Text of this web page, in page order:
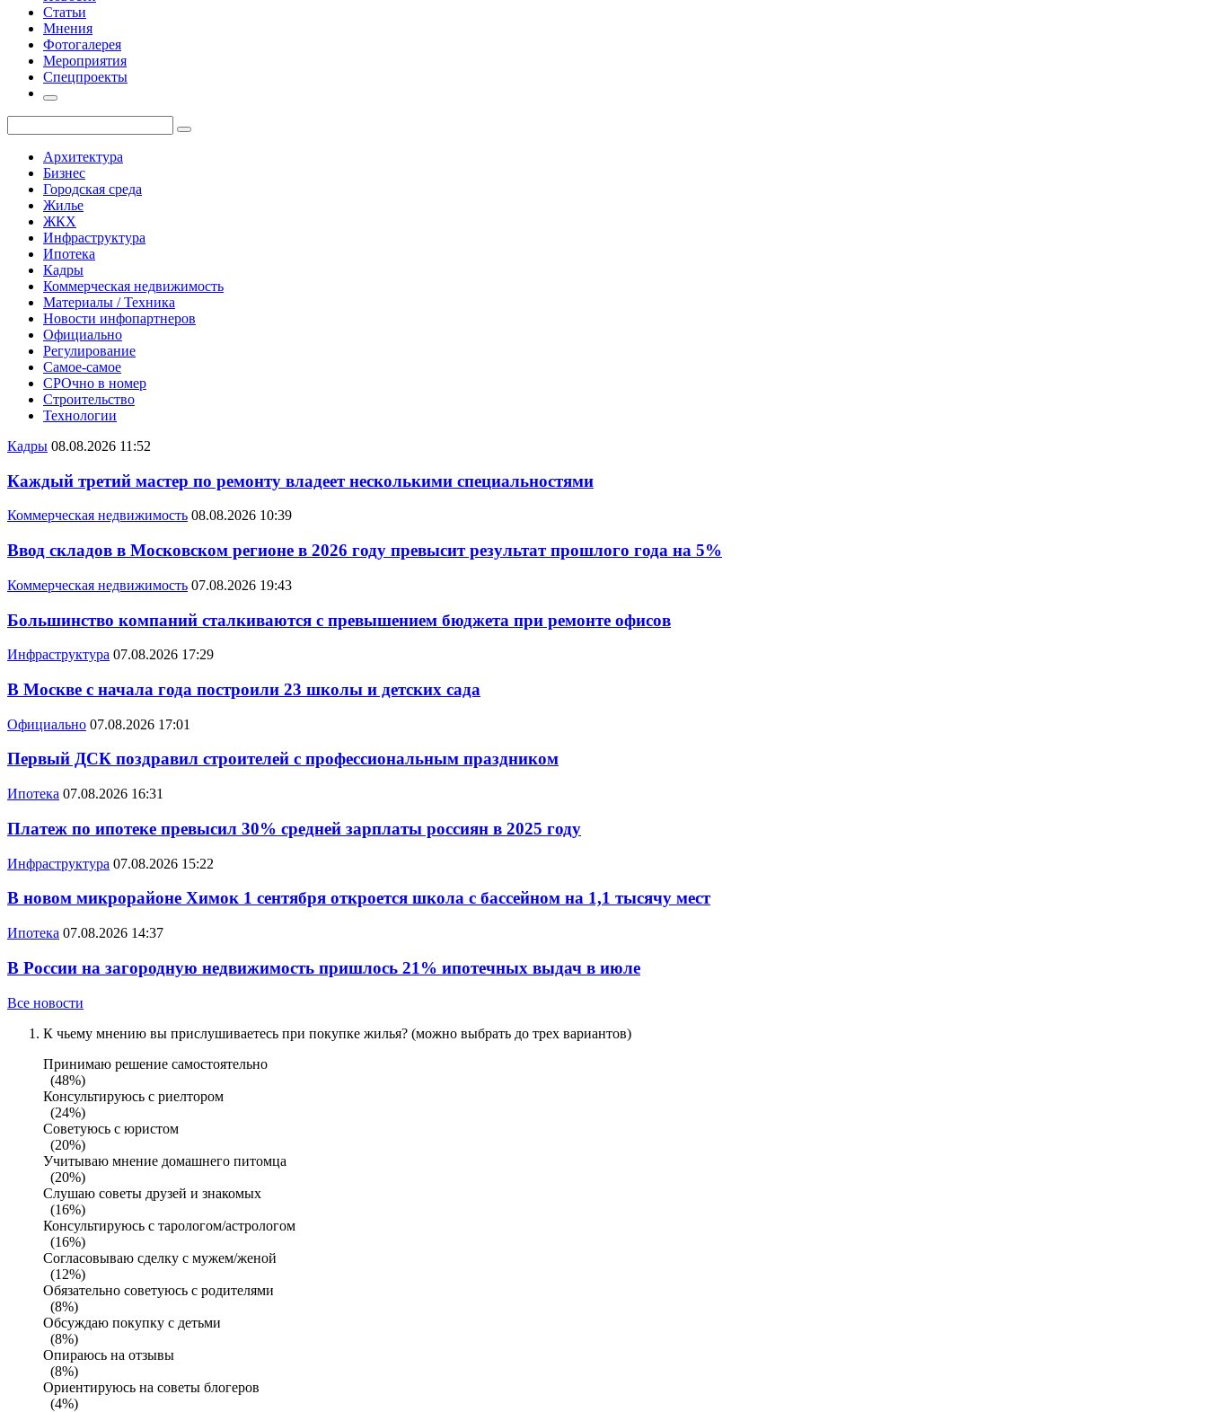
Статьи
Мнения
Фотогалерея
Мероприятия
Спецпроекты
Архитектура
Бизнес
Городская среда
Жилье
ЖКХ
Инфраструктура
Ипотека
Кадры
Коммерческая недвижимость
Материалы / Техника
Новости инфопартнеров
Официально
Регулирование
Самое-самое
СРОчно в номер
Строительство
Технологии
Кадры 08.08.2026 11:52
Каждый третий мастер по ремонту владеет несколькими специальностями
Коммерческая недвижимость 08.08.2026 10:39
Ввод складов в Московском регионе в 2026 году превысит результат прошлого года на 5%
Коммерческая недвижимость 07.08.2026 19:43
Большинство компаний сталкиваются с превышением бюджета при ремонте офисов
Инфраструктура 07.08.2026 17:29
В Москве с начала года построили 23 школы и детских сада
Официально 07.08.2026 17:01
Первый ДСК поздравил строителей с профессиональным праздником
Ипотека 07.08.2026 16:31
Платеж по ипотеке превысил 30% средней зарплаты россиян в 2025 году
Инфраструктура 07.08.2026 15:22
В новом микрорайоне Химок 1 сентября откроется школа с бассейном на 1,1 тысячу мест
Ипотека 07.08.2026 14:37
В России на загородную недвижимость пришлось 21% ипотечных выдач в июле
Все новости
К чьему мнению вы прислушиваетесь при покупке жилья? (можно выбрать до трех вариантов)
Принимаю решение самостоятельно
(48%)
Консультируюсь с риелтором
(24%)
Советуюсь с юристом
(20%)
Учитываю мнение домашнего питомца
(20%)
Слушаю советы друзей и знакомых
(16%)
Консультируюсь с тарологом/астрологом
(16%)
Согласовываю сделку с мужем/женой
(12%)
Обязательно советуюсь с родителями
(8%)
Обсуждаю покупку с детьми
(8%)
Опираюсь на отзывы
(8%)
Ориентируюсь на советы блогеров
(4%)